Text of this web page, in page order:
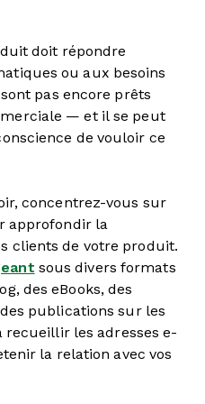
doit répondre
ou aux besoins
pas encore prêts
— et il se peut
de vouloir ce
concentrez-vous sur
approfondir la
clients de votre produit.
sous divers formats
des eBooks, des
publications sur les
recueillir les adresses e-
la relation avec vos